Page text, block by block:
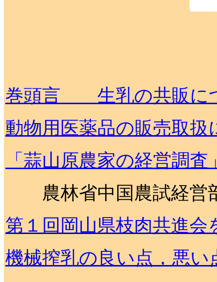
巻頭言 生乳の共販に
動物用医薬品の販売取扱
「蒜山原農家の経営調査
農林省中国農試経
第１回岡山県枝肉共進会
機械搾乳の良い点，悪い